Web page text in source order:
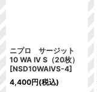
ニプロ サージット
10 WA IV S（20枚）
[NSD10WAIVS-4]
4,400円(税込)